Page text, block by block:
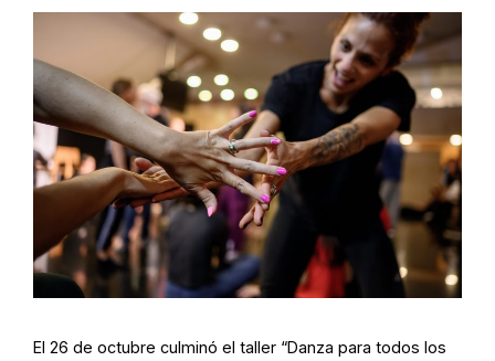
El 26 de octubre culminó el taller “Danza para todos los